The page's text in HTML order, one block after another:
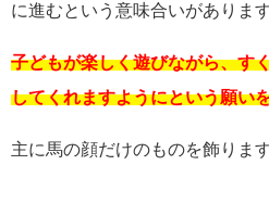
に進むという意味合いがあります
子どもが楽しく遊びながら、す
してくれますようにという願い
主に馬の顔だけのものを飾ります